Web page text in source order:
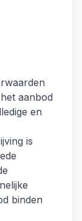
aanbod
en
is
binden